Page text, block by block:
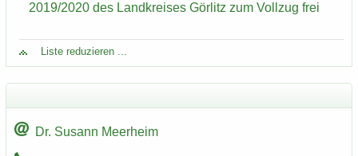
2019/2020 des Land­krei­ses Gör­litz zum Voll­zug frei
Liste re­du­zie­ren ...
Dr. Su­sann Meer­heim